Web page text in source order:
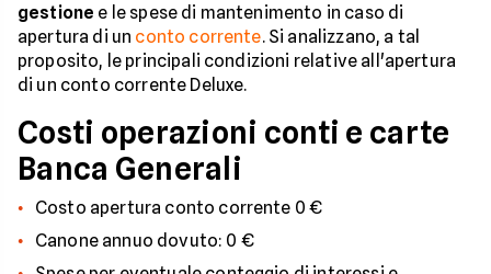
gestione e le spese di mantenimento in caso di
apertura di un conto corrente. Si analizzano, a tal
proposito, le principali condizioni relative all'apertura
di un conto corrente Deluxe.
Costi operazioni conti e carte
Banca Generali
Costo apertura conto corrente 0 €
Canone annuo dovuto: 0 €